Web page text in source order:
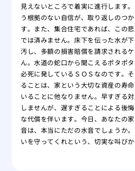
見えないところで着実に進行します
う根拠のない自信が、取り返しのつ
す。また、集合住宅であれば、この
では済みません。床下を伝った水が
汚し、多額の損害賠償を請求される
ん。水道の蛇口から聞こえるポタポ
必死に発しているＳＯＳなのです。
ることは、家という大切な資産の寿
いることに他なりません。早すぎる
しませんが、遅すぎることによる後
な代償を伴います。今日、あなたの
音は、本当にただの水音でしょうか
いを守ってくれという、切実な叫びか